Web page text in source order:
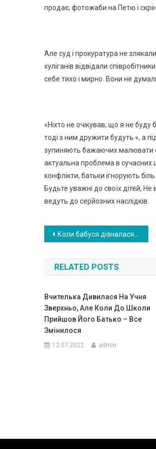
продає; фотожаби на Петю і
Але суд і прокуратура не
хуліганів відвідали
себе тихо і мирно. Вони не
«Ніхто не очікував, що я не
тоді з ним дружити будуть «, а
зупиняють бажаючих малювати
актуальна проблема в сучасних
конфлікти, батьки ігнорують
Будьте уважні до своїх дітей,
ведуть до серйозних наслідків.
Навигация
по
записям
Коли бабуся дізналася, що онук з родичами вирішили її виселити — вона відразу ж продала квартиру! Але потом…
RELATED POSTS
Вчителька Дивилася На Учня
Зверхньо, Але Коли До Школи
Прийшов Його Батько – Все
Змінилося
12.07.2022 admin